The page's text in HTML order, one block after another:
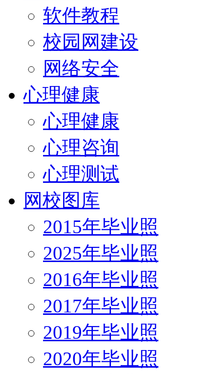
软件教程
校园网建设
网络安全
心理健康
心理健康
心理咨询
心理测试
网校图库
2015年毕业照
2025年毕业照
2016年毕业照
2017年毕业照
2019年毕业照
2020年毕业照